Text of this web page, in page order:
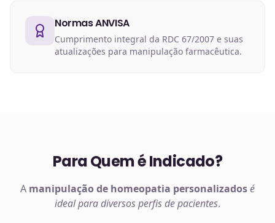
Normas ANVISA
Cumprimento integral da RDC 67/2007 e suas
atualizações para manipulação farmacêutica.
Para Quem é Indicado?
A manipulação de homeopatia personalizadosé
ideal para diversos perfis de pacientes.